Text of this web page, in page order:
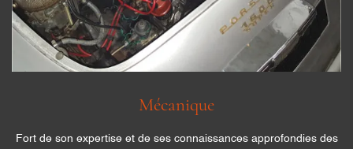
Mécanique
Fort de son expertise et de ses connaissances approfondies des